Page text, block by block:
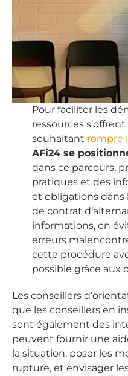
Pour faciliter les
ressources
souhaitant rompre
AFi24 se
dans ce parcours,
pratiques et des
et obligations dans
de contrat
informations, on
erreurs
cette procédure
possible grâce aux
Les conseillers
que les conseillers en
sont également des
peuvent fournir une
la situation, poser les
rupture, et envisager